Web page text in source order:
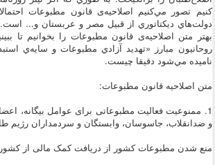
كنيم تصور مي‌كنيم اصلاحيه‌ی قانون مطبوعات احتمالا
دولت‌هاي ديكتاتوري از قبيل مصر و عربستان و...
بهتر متن اصلاحيه‌ی قانون مطبوعات را بخوانيم تا
روحانيون مبارز «تهديد آزادي مطبوعات و سايه‌ي
ناميده مي‌شود دقيقا چيست.
متن اصلاحيه قانون مطبوعات:
1. ممنوعیت فعالیت مطبوعاتی برای عوامل بیگانه،
و ضدانقلاب، جاسوسان، وابستگان و سردمداران رژیم
منع شدن مطبوعات کشور از دریافت کمک مالی از